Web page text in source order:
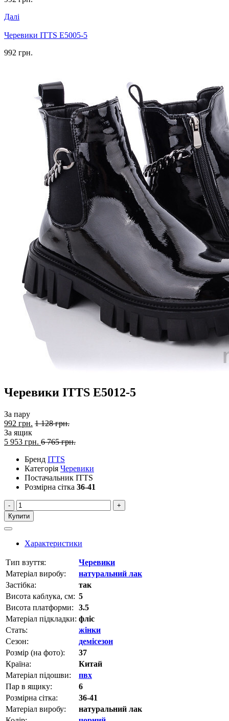
Далі
Черевики ITTS E5005-5
992 грн.
Черевики ITTS E5012-5
За пару
992 грн. 1 128 грн.
За ящик
5 953 грн. 6 765 грн.
Бренд ITTS
Категорія Черевики
Постачальник ITTS
Розмірна сітка 36-41
-
+
Купити
Характеристики
Тип взуття:
Черевики
Матеріал виробу:
натуральний лак
Застібка:
так
Висота каблука, см: 5
Висота платформи:
3.5
Матеріал підкладки: фліс
Стать:
жінки
Сезон:
демісезон
Розмір (на фото):
37
Країна:
Китай
Матеріал підошви:
пвх
Пар в ящику:
6
Розмірна сітка:
36-41
Матеріал виробу:
натуральний лак